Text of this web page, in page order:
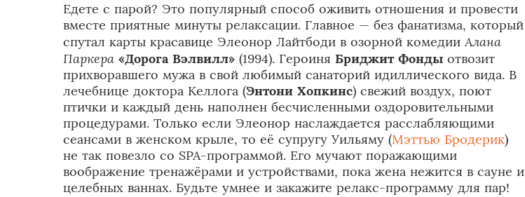
Едете с парой? Это популярный способ оживить отношения и провести
вместе приятные минуты релаксации. Главное — без фанатизма, который
спутал карты красавице Элеонор Лайтбоди в озорной комедииАлана
Паркера «Дорога Вэлвилл» (1994). Героиня Бриджит Фонды отвозит
прихворавшего мужа в свой любимый санаторий идиллического вида. В
лечебнице доктора Келлога (Энтони Хопкинс) свежий воздух, поют
птички и каждый день наполнен бесчисленными оздоровительными
процедурами. Только если Элеонор наслаждается расслабляющими
сеансами в женском крыле, то её супругу Уильяму (Мэттью Бродерик)
не так повезло со SPA-программой. Его мучают поражающими
воображение тренажёрами и устройствами, пока жена нежится в сауне и
целебных ваннах. Будьте умнее и закажите релакс-программу для пар!